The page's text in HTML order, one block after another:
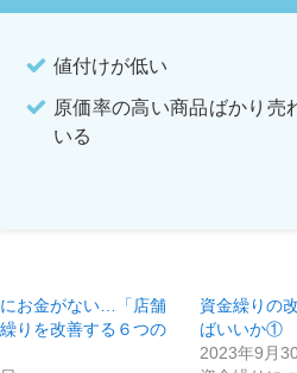
値付けが低い
原価率の高い商品ばかり売
いる
お金がない…「店舗
りを改善する６つの
資金繰りの
ばいいか①
2023年9月